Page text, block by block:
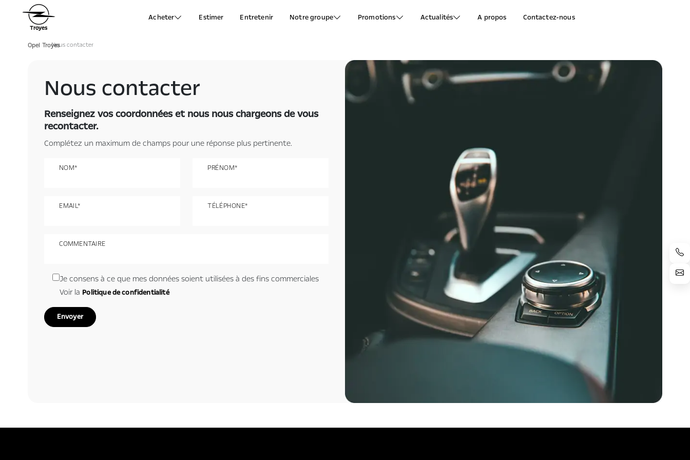
Troyes
Acheter Estimer Entretenir Notre groupe Promotions Actualités Contactez-nous
A propos
Opel Troyes
›
Nous contacter
Nous contacter
Renseignez vos coordonnées et nous nous chargeons de vous
recontacter.
Complétez un maximum de champs pour une réponse plus pertinente.
NOM* PRÉNOM*
EMAIL* TÉLÉPHONE*
COMMENTAIRE
Je consens à ce que mes données soient utilisées à des fins commerciales
Voir la Politique de confidentialité
Envoyer